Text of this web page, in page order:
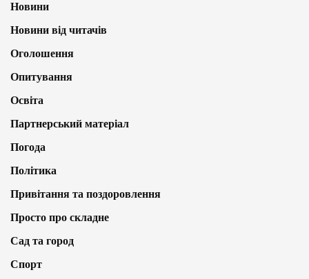
Новини
Новини від читачів
Оголошення
Опитування
Освіта
Партнерський матеріал
Погода
Політика
Привітання та поздоровлення
Просто про складне
Сад та город
Спорт